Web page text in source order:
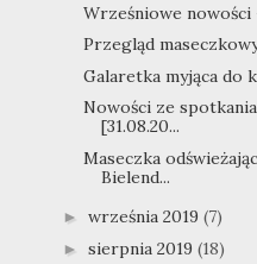
Wrześniowe nowości
Przegląd
Galaretka myjąca do
Nowości ze
[31.08.20...
Maseczka
Bielend...
► września 2019 (7)
► sierpnia 2019 (18)